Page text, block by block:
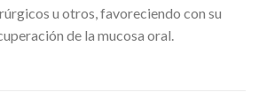
u otros, favoreciendo con su
de la mucosa oral.